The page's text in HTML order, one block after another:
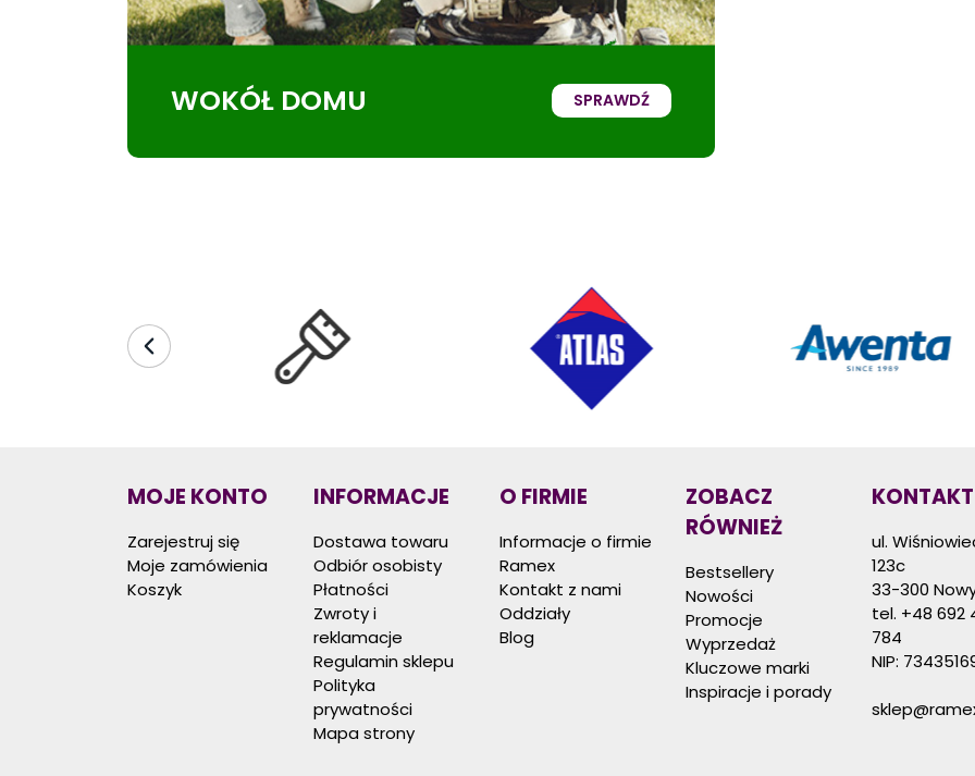
WOKÓŁ DOMU SPRAWDŹ
MOJE KONTO
Zarejestruj się
Moje zamówienia
Koszyk
INFORMACJE
Dostawa towaru
Odbiór osobisty
Płatności
Zwroty i
reklamacje
Regulamin sklepu
Polityka
prywatności
Mapa strony
O FIRMIE
Informacje o firmie
Ramex
Kontakt z nami
Oddziały
Blog
ZOBACZ
RÓWNIEŻ
Bestsellery
Nowości
Promocje
Wyprzedaż
Kluczowe marki
Inspiracje i porady
KONTAKT
ul.
123c
33-300
tel. +48 692
784
NIP: